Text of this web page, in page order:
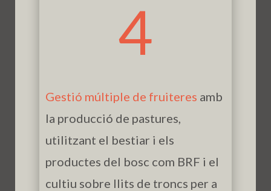
4
Gestió múltiple de fruiteres amb
la producció de pastures,
utilitzant el bestiar i els
productes del bosc com BRF i el
cultiu sobre llits de troncs per a